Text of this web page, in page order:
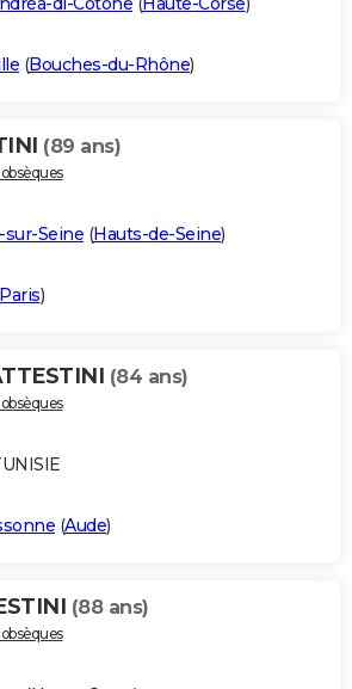
(Bouches-du-Rhône)
(89 ans)
sur-Seine (Hauts-de-Seine)
Paris)
(84 ans)
(Aude)
(88 ans)